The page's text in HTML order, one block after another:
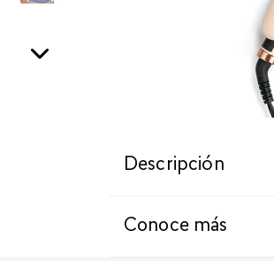
Descripción
Conoce más